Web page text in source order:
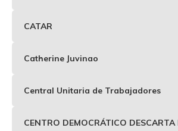
CATAR
Catherine Juvinao
Central Unitaria de Trabajadores
CENTRO DEMOCRÁTICO DESCARTA